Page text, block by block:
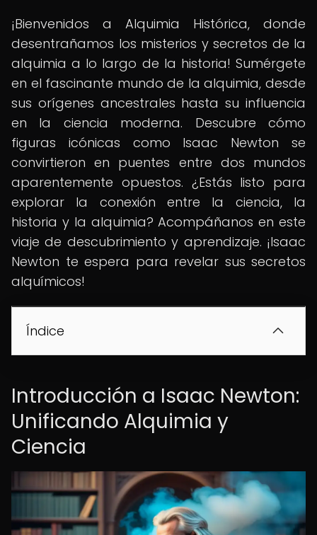
¡Bienvenidos a Alquimia Histórica, donde
desentrañamos los misterios y secretos de la
alquimia a lo largo de la historia! Sumérgete
en el fascinante mundo de la alquimia, desde
sus orígenes ancestrales hasta su influencia
en la ciencia moderna. Descubre cómo
figuras icónicas como Isaac Newton se
convirtieron en puentes entre dos mundos
aparentemente opuestos. ¿Estás listo para
explorar la conexión entre la ciencia, la
historia y la alquimia? Acompáñanos en este
viaje de descubrimiento y aprendizaje. ¡Isaac
Newton te espera para revelar sus secretos
alquímicos!
Índice
Introducción a Isaac Newton:
Unificando Alquimia y
Ciencia